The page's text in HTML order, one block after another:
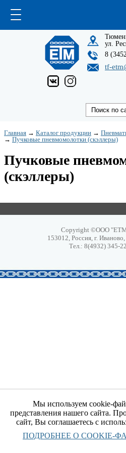
ул.
8
tf-
Главная → Каталог продукции →
→ Пучковые пневмомолотки (скэллеры)
Пучковые
(скэллеры)
Copyright ©ООО
153012, Россия, г.
Тел.: 8(4932) 345-
Мы используем cookie-
представления нашего сайта.
сайт, Вы соглашаетесь с
ПОДРОБНЕЕ О COOKIE-